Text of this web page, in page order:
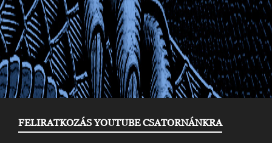
FELIRATKOZÁS YOUTUBE CSATORNÁNKRA